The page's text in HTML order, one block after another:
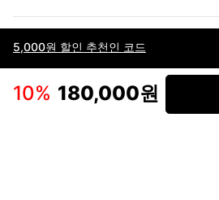
5,000원 할인 추천인 코드
10% 180,000원
이용약관고객센터판매개인정보 처리
인스타그램
페이